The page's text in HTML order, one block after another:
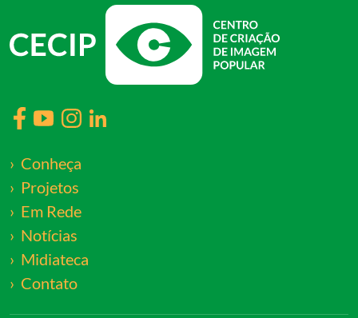
Conheça
Projetos
Em Rede
Notícias
Midiateca
Contato